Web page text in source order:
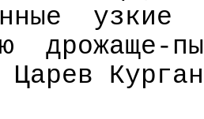
узкие
дрожаще-